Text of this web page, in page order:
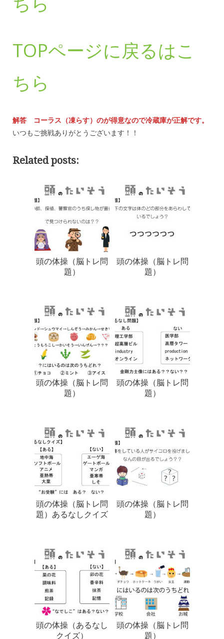
TOPページに戻るはこ
ちら
解答 コーラス（凍らす）のが得意なので冷蔵庫が正解です。
いつもご挑戦ありがとうございます！！
Related posts:
頭の体操（脳トレ問
題）
頭の体操（脳トレ問
題）
頭の体操（脳トレ問
題）
頭の体操（脳トレ問
題）
頭の体操（脳トレ問
題）あるなしクイズ
頭の体操（脳トレ問
題）
頭の体操（あるなし
クイズ）
頭の体操（脳トレ問
題）